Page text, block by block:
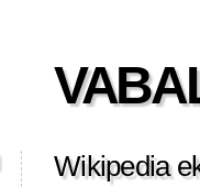
Wikipedia